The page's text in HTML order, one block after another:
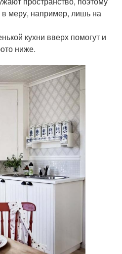
в меру, например, лишь на
кухни вверх помогут и
ниже.